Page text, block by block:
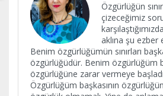
Özgürlüğün
çizeceğimiz
aklına şu ezber
Benim özgürlüğümün sınırları
özgürlüğüdür. Benim özgürlüğüm
özgürlüğüne zarar vermeye
Özgürlüğüm başkasının